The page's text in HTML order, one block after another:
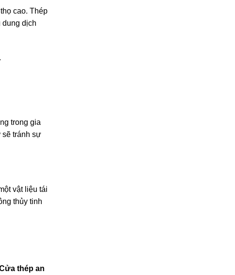
cao. Thép
dung dịch
trong gia
sẽ tránh sự
vật liệu tái
thủy tinh
thép an